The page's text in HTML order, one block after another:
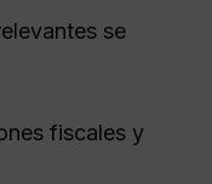
se
fiscales y